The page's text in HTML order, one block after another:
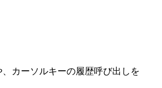
カーソルキーの履歴呼び出しを